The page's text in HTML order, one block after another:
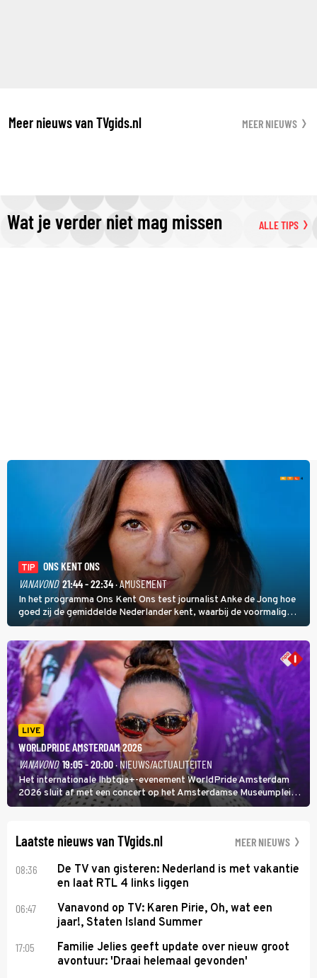
Meer nieuws van TVgids.nl MEER NIEUWS
Wat je verder niet mag missen ALLE TIPS
TIP
ONS KENT ONS
VANAVOND 21:44 - 22:34· AMUSEMENT
In het programma Ons Kent Ons test journalist Anke de Jong hoe
goed zij de gemiddelde Nederlander kent, waarbij de voormalig
hoofdredacteur van modebladen Glamour en Elle het samen met
rapper Keizer opneemt tegen Edson da Graça en Marc-Marie
Huijbregts.
LIVE
WORLDPRIDE AMSTERDAM 2026
VANAVOND 19:05 - 20:00· NIEUWS/ACTUALITEITEN
Het internationale lhbtqia+-evenement WorldPride Amsterdam
2026 sluit af met een concert op het Amsterdamse Museumplein.
Anita Doth is een van de optredende artiesten. In de jaren 90
Laatste nieuws van TVgids.nl MEER NIEUWS
08:36
De TV van gisteren: Nederland is met vakantie
en laat RTL 4 links liggen
06:47
Vanavond op TV: Karen Pirie, Oh, wat een
jaar!, Staten Island Summer
17:05
Familie Jelies geeft update over nieuw groot
avontuur: 'Draai helemaal gevonden'